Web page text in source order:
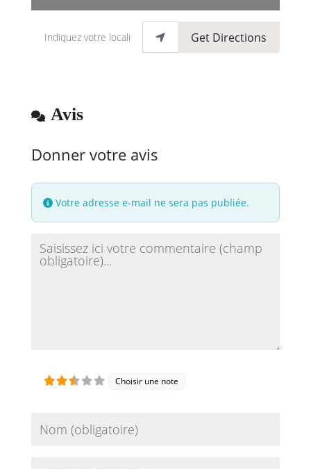
Get Directions
Avis
Donner votre avis
Votre adresse e-mail ne sera pas publiée.
Review text
Choisir une note